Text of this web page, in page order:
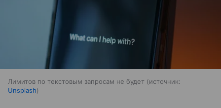
Лимитов по текстовым запросам не будет
источник:
Unsplash